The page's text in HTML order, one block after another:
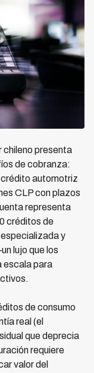
chileno presenta
de cobranza:
crédito automotriz
CLP con plazos
representa
créditos de
y
lujo que los
escala para
de consumo
real (el
que deprecia
requiere
valor del